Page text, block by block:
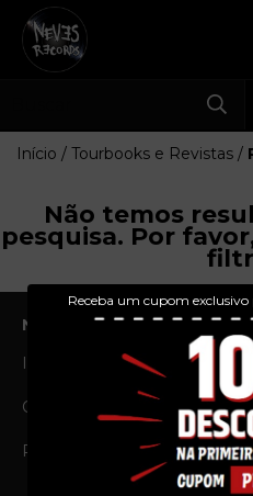
Receba um cupom
Início / Tourbooks e Revistas /
Não temos
pesquisa. Por
NAVEGAÇÃO
Início
Quem Somos
Política de Privacidade